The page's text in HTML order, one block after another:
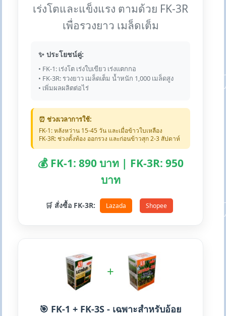
เร่งโตและแข็งแรง ตามด้วย FK-3R
เพื่อรวงยาว เมล็ดเต็ม
✨ ประโยชน์คู่:
• FK-1: เร่งโต เร่งใบเขียว เร่งแตกกอ
• FK-3R: รวงยาว เมล็ดเต็ม น้ำหนัก 1,000 เมล็ดสูง
• เพิ่มผลผลิตต่อไร่
⏰ ช่วงเวลาการใช้:
FK-1: หลังหว่าน 15-45 วัน และเมื่อข้าวใบเหลือง
FK-3R: ช่วงตั้งท้อง ออกรวง และก่อนข้าวสุก 2-3 สัปดาห์
💰 FK-1: 890 บาท | FK-3R: 950
บาท
🛒 สั่งซื้อ FK-3R: Lazada Shopee
+
🎯 FK-1 + FK-3S - เฉพาะสำหรับอ้อย